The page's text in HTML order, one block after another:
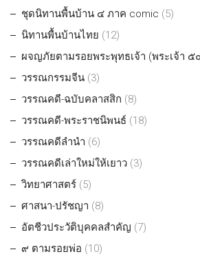
ชุดนิทานพื้นบ้าน ๔ ภาค comic (5)
นิทานพื้นบ้านไทย (12)
ผจญภัยตามรอยพระพุทธเจ้า (พระเจ้า ๕
วรรณกรรมจีน (3)
วรรณคดี-ฉบับคลาสสิก (8)
วรรณคดี-พระราชนิพนธ์ (18)
วรรณคดีลำนำ (6)
วรรณคดีเล่าใหม่ให้เยาว (3)
วิทยาศาสตร์ (5)
ศาสนา-ปรัชญา (8)
อัตชีวประวัติบุคคลสำคัญ (7)
๙ ตามรอยพ่อ (10)